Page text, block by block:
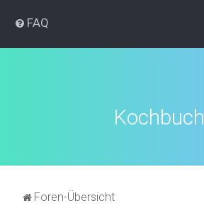
FAQ
Kochbuch
Foren-Übersicht